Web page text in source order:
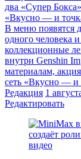
два «Супер Бокса»
«Вкусно — и
В меню появятся
одного человека
коллекционные
внутри Genshin
материалам,
сеть «Вкусно —
Редакция 1
Редактировать